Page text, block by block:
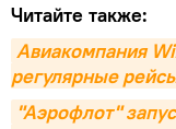
Читайте также:
Авиакомпания
регулярные
"Аэрофлот"